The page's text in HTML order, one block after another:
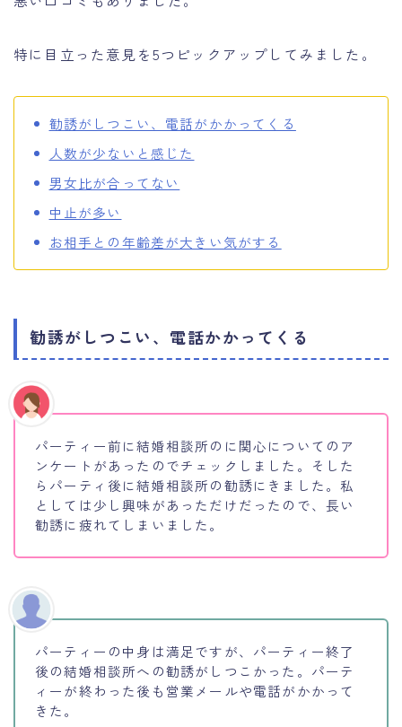
特に目立った意見を5つピックアップしてみました。
勧誘がしつこい、電話がかかってくる
人数が少ないと感じた
男女比が合ってない
中止が多い
お相手との年齢差が大きい気がする
勧誘がしつこい、電話かかってくる
パーティー前に結婚相談所のに関心についてのア
ンケートがあったのでチェックしました。そした
らパーティ後に結婚相談所の勧誘にきました。私
としては少し興味があっただけだったので、長い
勧誘に疲れてしまいました。
パーティーの中身は満足ですが、パーティー終了
後の結婚相談所への勧誘がしつこかった。パーテ
ィーが終わった後も営業メールや電話がかかって
きた。